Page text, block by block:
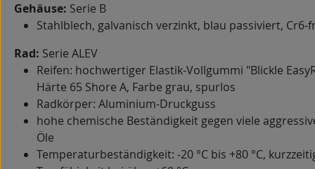
Gehäuse: Serie B
Stahlblech, galvanisch verzinkt, blau passiviert, Cr6-
Rad: Serie ALEV
Reifen: hochwertiger Elastik-Vollgummi "Blickle
Härte 65 Shore A, Farbe grau, spurlos
Radkörper: Aluminium-Druckguss
hohe chemische Beständigkeit gegen viele
Öle
Temperaturbeständigkeit: -20 °C bis +80 °C,